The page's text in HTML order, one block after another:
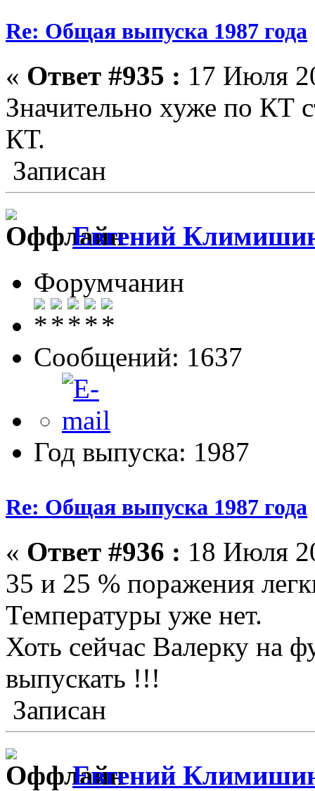
Re: Общая выпуска 1987 года
« Ответ #935 : 17 Июля
Значительно хуже по КТ
КТ.
Записан
Евгений
Форумчанин
Сообщений: 1637
Год выпуска: 1987
Re: Общая выпуска 1987 года
« Ответ #936 : 18 Июля
35 и 25 % поражения
Температуры уже нет.
Хоть сейчас Валерку на
выпускать !!!
Записан
Евгений